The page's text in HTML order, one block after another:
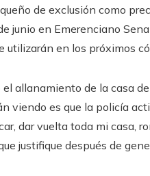
de exclusión como
junio en Emerenciano
utilizarán en los próximos
allanamiento de la casa
viendo es que la policía
dar vuelta toda mi casa,
justifique después de